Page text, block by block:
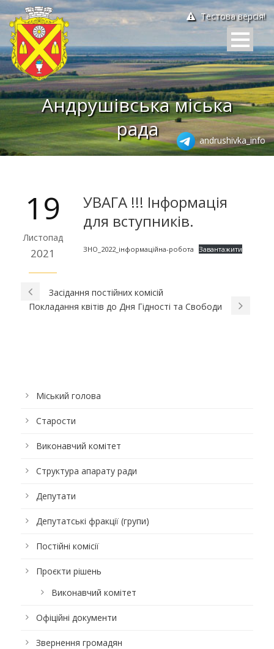
Тестова версія!
Андрушівська міська
рада
andrushivka_info
19
Листопад
2021
УВАГА !!! Інформація
для вступників.
ЗНО_2022_інформаційна-робота Завантажити
Засідання постійних комісій
Покладання квітів до Дня Гідності та Свободи
Міський голова
Старости
Виконавчий комітет
Структура апарату ради
Депутати
Депутатські фракції (групи)
Постійні комісії
Проєкти рішень
Виконавчий комітет
Офіційні документи
Звернення громадян